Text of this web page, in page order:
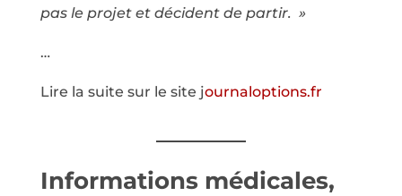
pas le projet et décident de partir. »
…
Lire la suite sur le site journaloptions.fr
Informations médicales,